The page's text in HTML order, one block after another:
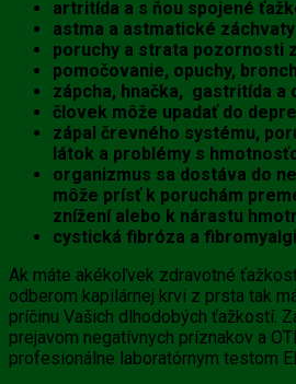
artritída a s ňou spojené
astma a astmatické záchvaty
poruchy a strata pozornosti
pomočovanie, opuchy,
zápcha, hnačka, gastritída a
človek môže upadať do
zápal črevného systému,
látok a problémy s
organizmus sa dostáva do
môže prísť k poruchám
znížení alebo k nárastu
cystická fibróza a
Ak máte akékoľvek zdravotné
odberom kapilárnej krvi z prsta tak
príčinu Vašich dlhodobých ťažkostí.
prejavom negatívnych príznakov a
profesionálne laboratórnym testom